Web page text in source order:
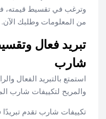
وترغب في تقسيط قيمته،
من المعلومات وطلبك الآن.
تبريد فعال
شارب
استمتع بالتبريد الفعال
والمريح لتكييفات شارب
تكييفات شارب تقدم تبريدًا